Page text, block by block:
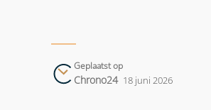
Geplaatst op
Chrono24 18 juni 2026